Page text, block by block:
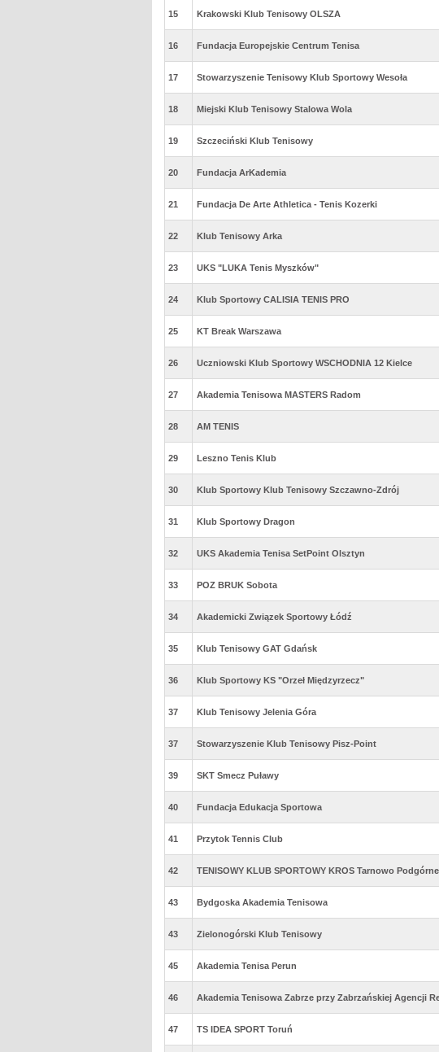
15 Krakowski Klub Tenisowy OLSZA
16 Fundacja Europejskie Centrum Tenisa
17 Stowarzyszenie Tenisowy Klub Sportowy Wesoła
18 Miejski Klub Tenisowy Stalowa Wola
19 Szczeciński Klub Tenisowy
20 Fundacja ArKademia
21 Fundacja De Arte Athletica - Tenis Kozerki
22 Klub Tenisowy Arka
23 UKS "LUKA Tenis Myszków"
24 Klub Sportowy CALISIA TENIS PRO
25 KT Break Warszawa
26 Uczniowski Klub Sportowy WSCHODNIA 12 Kielce
27 Akademia Tenisowa MASTERS Radom
28 AM TENIS
29 Leszno Tenis Klub
30 Klub Sportowy Klub Tenisowy Szczawno-Zdrój
31 Klub Sportowy Dragon
32 UKS Akademia Tenisa SetPoint Olsztyn
33 POZ BRUK Sobota
34 Akademicki Związek Sportowy Łódź
35 Klub Tenisowy GAT Gdańsk
36 Klub Sportowy KS "Orzeł Międzyrzecz"
37 Klub Tenisowy Jelenia Góra
37 Stowarzyszenie Klub Tenisowy Pisz-Point
39 SKT Smecz Puławy
40 Fundacja Edukacja Sportowa
41 Przytok Tennis Club
42 TENISOWY KLUB SPORTOWY KROS Tarnowo Podgórne
43 Bydgoska Akademia Tenisowa
43 Zielonogórski Klub Tenisowy
45 Akademia Tenisa Perun
46 Akademia Tenisowa Zabrze przy Zabrzańskiej Agencji
47 TS IDEA SPORT Toruń